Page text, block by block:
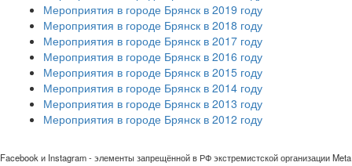
Мероприятия в городе Брянск в 2019 году
Мероприятия в городе Брянск в 2018 году
Мероприятия в городе Брянск в 2017 году
Мероприятия в городе Брянск в 2016 году
Мероприятия в городе Брянск в 2015 году
Мероприятия в городе Брянск в 2014 году
Мероприятия в городе Брянск в 2013 году
Мероприятия в городе Брянск в 2012 году
Facebook и Instagram - элементы запрещённой в РФ экстремистской организации Meta